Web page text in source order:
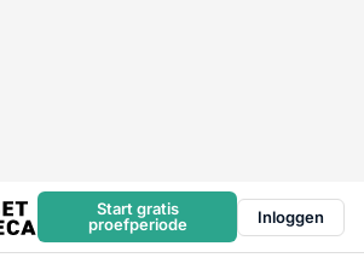
Start gratis
proefperiode
Inloggen